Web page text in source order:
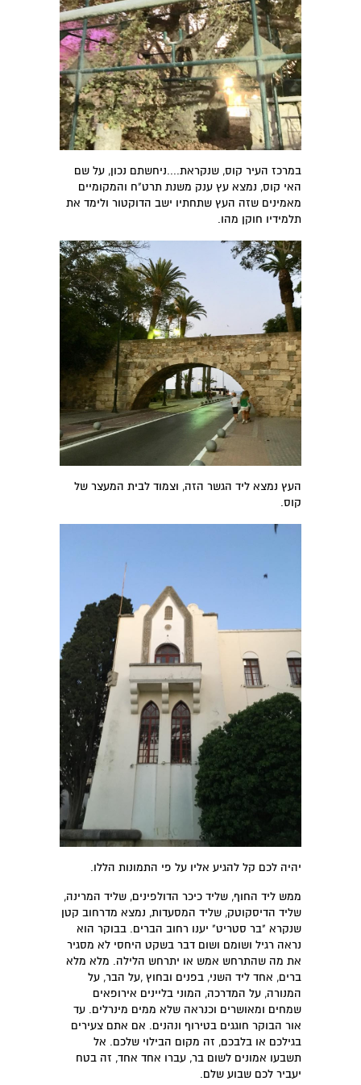
במרכז העיר קוס, שנקראת....ניחשתם נכון, על שם
האי קוס, נמצא עץ ענק משנת תרט"ח והמקומיים
מאמינים שזה העץ שתחתיו ישב הדוקטור ולימד את
תלמידיו חוקן מהו.
העץ נמצא ליד הגשר הזה, וצמוד לבית המעצר של
קוס.
יהיה לכם קל להגיע אליו על פי התמונות הללו.
ממש ליד החוף, שליד כיכר הדולפינים, שליד המרינה,
שליד הדיסקוטק, שליד המסעדות, נמצא מדרחוב קטן
שנקרא "בר סטריט" יענו רחוב הברים. בבוקר הוא
נראה רגיל ושומם ושום דבר בשקט היחסי לא מסגיר
את מה שהתרחש אמש או יתרחש הלילה. מלא מלא
ברים, אחד ליד השני, בפנים ובחוץ ,על הבר, על
המנורה, על המדרכה, המוני בליינים אירופאים
שמחים ומאושרים וכנראה שלא ממים מינרלים. עד
אור הבוקר חוגגים בטירוף ונהנים. אם אתם צעירים
בגילכם או בלבכם, זה מקום הבילוי שלכם. אל
תשבעו אמונים לשום בר, עברו אחד אחד, זה בטח
יעביר לכם שבוע שלם.